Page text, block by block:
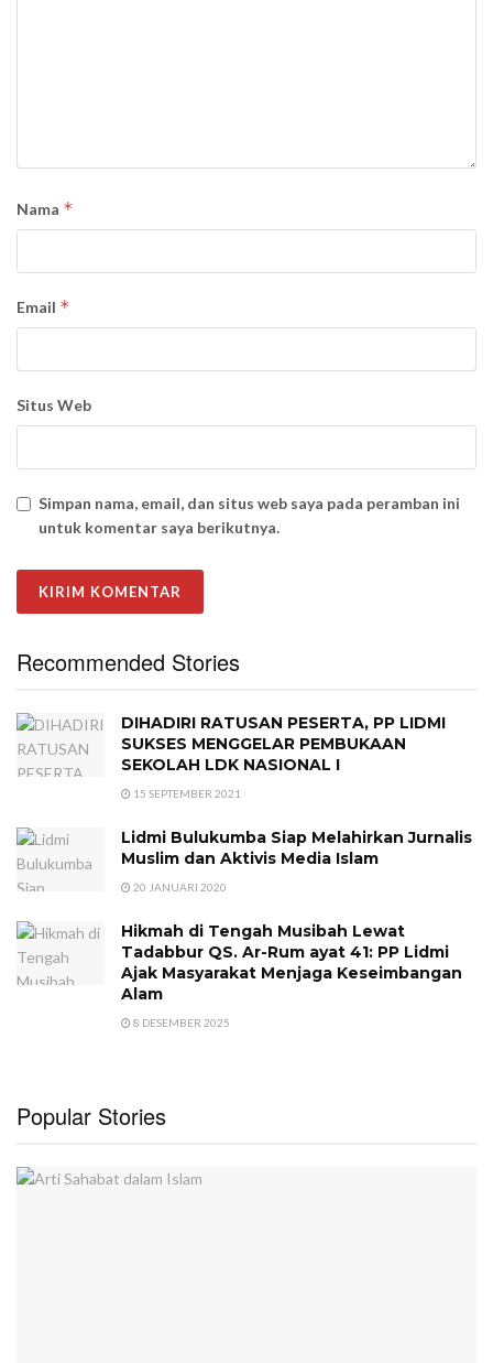
Nama *
Email *
Situs Web
Simpan nama, email, dan situs web saya pada peramban ini
untuk komentar saya berikutnya.
Recommended Stories
DIHADIRI RATUSAN PESERTA, PP LIDMI
SUKSES MENGGELAR PEMBUKAAN
SEKOLAH LDK NASIONAL I
15 SEPTEMBER 2021
Lidmi Bulukumba Siap Melahirkan Jurnalis
Muslim dan Aktivis Media Islam
20 JANUARI 2020
Hikmah di Tengah Musibah Lewat
Tadabbur QS. Ar-Rum ayat 41: PP Lidmi
Ajak Masyarakat Menjaga Keseimbangan
Alam
8 DESEMBER 2025
Popular Stories